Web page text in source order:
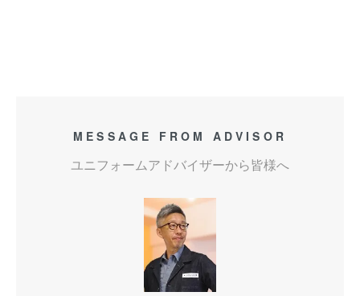
MESSAGE FROM ADVISOR
ユニフォームアドバイザーから皆様へ